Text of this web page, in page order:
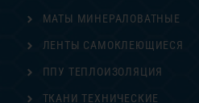
МАТЫ МИНЕРАЛОВАТНЫЕ
ЛЕНТЫ САМОКЛЕЮЩИЕСЯ
ППУ ТЕПЛОИЗОЛЯЦИЯ
ТКАНИ ТЕХНИЧЕСКИЕ